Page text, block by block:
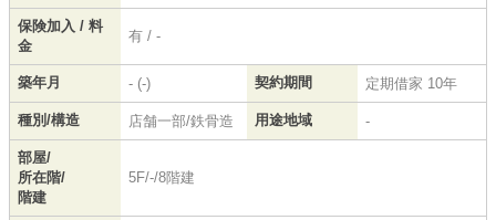
保険加入 / 料
金
有 / -
築年月 - (-) 契約期間 定期借家 10年
種別/構造 店舗一部/鉄骨造 用途地域 -
部屋/
所在階/
階建
5F/-/8階建